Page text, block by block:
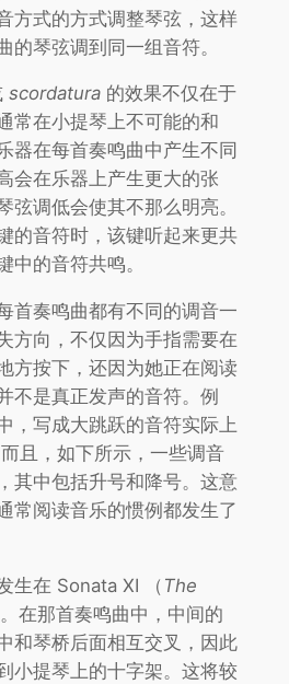
方式的方式调整琴弦，这样
的琴弦调到同一组音符。
scordatura 的效果不仅在于
常在小提琴上不可能的和
器在每首奏鸣曲中产生不同
会在乐器上产生更大的张
弦调低会使其不那么明亮。
的音符时，该键听起来更共
中的音符共鸣。
首奏鸣曲都有不同的调音一
方向，不仅因为手指需要在
方按下，还因为她正在阅读
不是真正发声的音符。例
，写成大跳跃的音符实际上
且，如下所示，一些调音
其中包括升号和降号。这意
常阅读音乐的惯例都发生了
生在 Sonata XI （ The
在那首奏鸣曲中，中间的
和琴桥后面相互交叉，因此
小提琴上的十字架。这将较